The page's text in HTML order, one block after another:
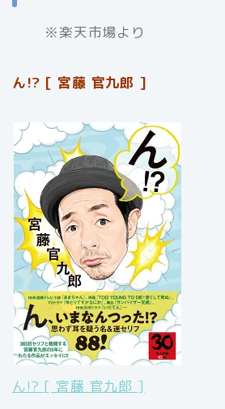
※楽天市場より
ん!? [ 宮藤 官九郎 ]
ん!? [ 宮藤 官九郎 ]